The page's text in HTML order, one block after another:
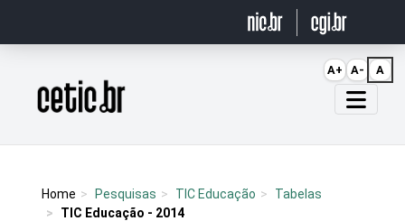
Página inicial
Home Pesquisas TIC Educação
Tabelas
TIC Educação - 2014
A+ A- A